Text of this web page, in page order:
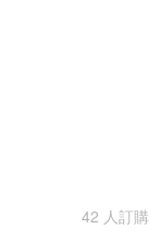
42 人訂購